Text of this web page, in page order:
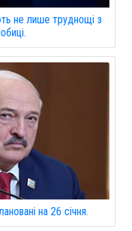
не лише труднощі з
на 26 січня.